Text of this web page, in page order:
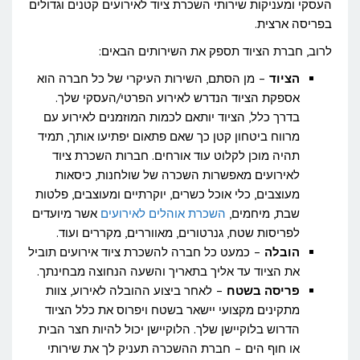
העסקי ומעניקות שירותי השכרת ציוד לאירועים קטנים וגדולים
בפריסה ארצית.
לרוב, חברת הציוד תספק את השירותים הבאים:
הציוד – מן הסתם, השירות העיקרי של כל חברה הוא
אספקת הציוד הנדרש לאירוע הפרטי/העסקי שלך.
בדרך כלל, הציוד יותאם לכמות המוזמנים לאירוע עם
מרווח ביטחון קטן כך שאם פתאום יפתיעו אותך, תמיד
תהיה מוכן לקלוט עוד אורחים. חברות השכרת ציוד
לאירועים מאפשרות השכרה של שולחנות, כיסאות
מעוצבים, כלי אוכל כשרים, יוקרתיים ומעוצבים, פלטות
שבת, מיחמים, השכרת אוהלים לאירועים אשר מיועדים
לפריסות שטח, גנרטורים, מאווררים, מקררים ועוד.
הובלה – כמעט כל חברה להשכרת ציוד אירועים תוביל
את הציוד עד אליך בתאריך והשעה הנחוצה מבחינתך.
פריסה בשטח – לאחר ביצוע ההובלה לאירוע, צוות
מתקינים מקצועי יישאר בשטח ויפרוס את כלל הציוד
הדרוש בלוקיישן שלך. הלוקיישן יכול להיות חצר הבית
או חוף הים – חברת ההשכרה תעניק לך את שירותי